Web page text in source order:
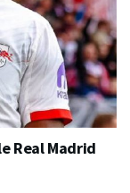
Real Madrid